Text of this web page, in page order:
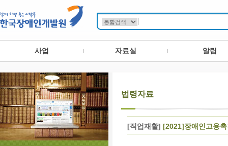
사업 자료실 알림
법령자료
[직업재활] [2021]장애인고용